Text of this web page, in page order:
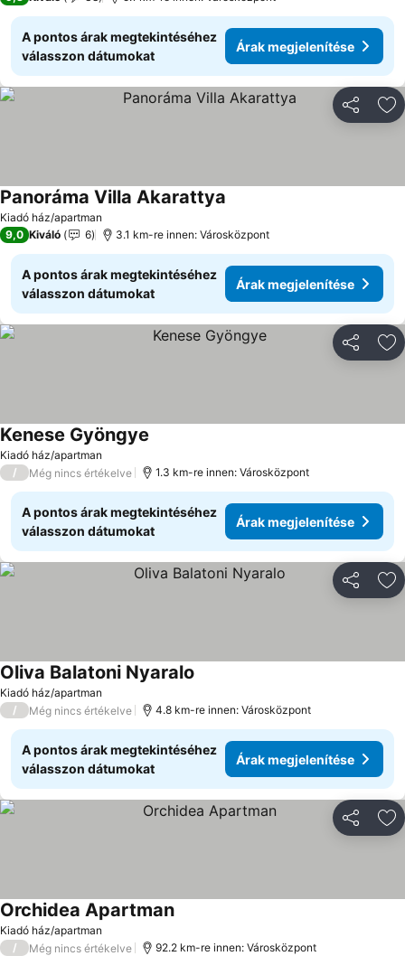
A pontos árak megtekintéséhez
válasszon dátumokat
Árak megjelenítése
Kiadó ház/apartman
Panoráma Villa Akarattya
9,0 Kiváló 6 3.1 km-re innen: Városközpont
A pontos árak megtekintéséhez
válasszon dátumokat
Árak megjelenítése
Kiadó ház/apartman
Kenese Gyöngye
/ Még nincs értékelve 1.3 km-re innen: Városközpont
A pontos árak megtekintéséhez
válasszon dátumokat
Árak megjelenítése
Kiadó ház/apartman
Oliva Balatoni Nyaralo
/ Még nincs értékelve 4.8 km-re innen: Városközpont
A pontos árak megtekintéséhez
válasszon dátumokat
Árak megjelenítése
Kiadó ház/apartman
Orchidea ApartmanÁrak megjelenítése
/ Még nincs értékelve 92.2 km-re innen: Városközpont